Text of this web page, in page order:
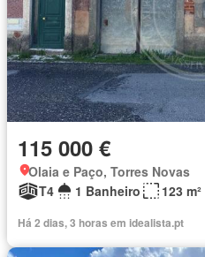
115 000 €
Olaia e Paço, Torres Novas
T4
1 Banheiro 123 m²
Há 2 dias, 3 horas em idealista.pt